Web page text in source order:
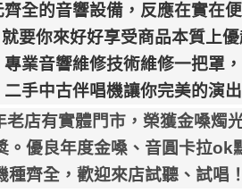
全的音響設備，反應在實在
要你來好好享受商品本質上
業音響維修技術維修一把罩
手中古伴唱機讓你完美的演
老店有實體門市，榮獲金嗓燭
。優良年度金嗓、音圓卡拉ok
種齊全，歡迎來店試聽、試唱